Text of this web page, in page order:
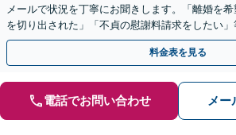
メールで状況を丁寧にお聞きします。「離婚を
を切り出された」「不貞の慰謝料請求をしたい」
【リーズナブルな料金設定】
料金表を見る
電話でお問い合わせ メー